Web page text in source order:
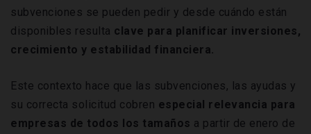
subvenciones se pueden pedir y desde cuándo están
disponibles resulta clave para planificar inversiones,
crecimiento y estabilidad financiera.
Este contexto hace que las subvenciones, las ayudas y
su correcta solicitud cobren especial relevancia para
empresas de todos los tamaños a partir de enero de